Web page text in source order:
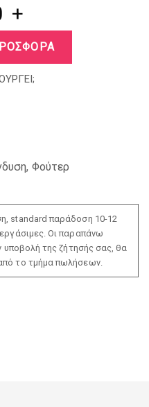
+
, Φούτερ
standard παράδοση 10-12
Οι παραπάνω
υποβολή της ζήτησής σας, θα
το τμήμα πωλήσεων.